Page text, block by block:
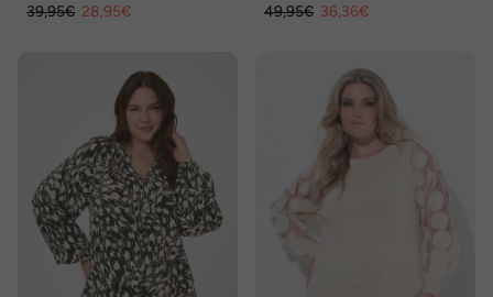
39,95€ 28,95€ 49,95€ 36,36€